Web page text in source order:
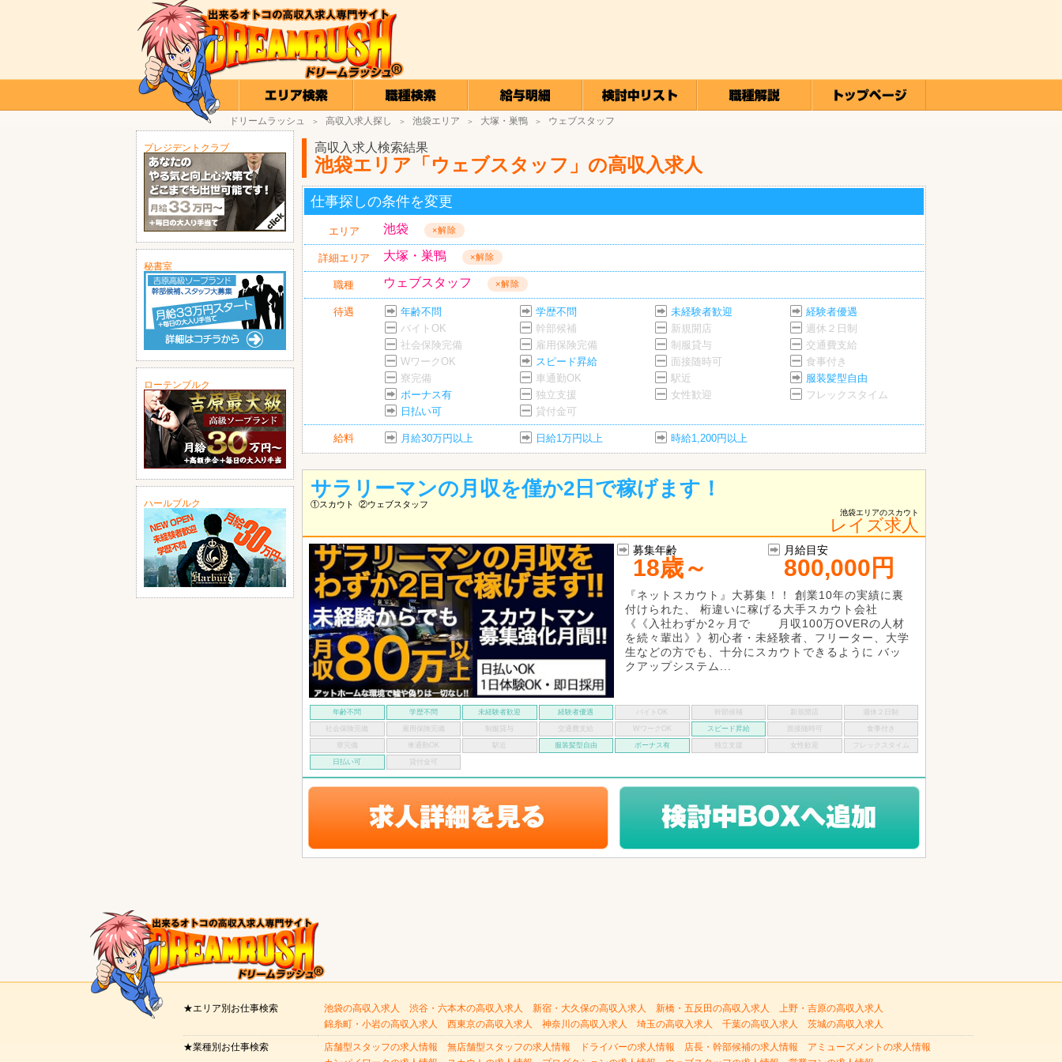
ドリームラッシュ ＞ 高収入求人探し ＞ 池袋エリア ＞ 大塚・巣鴨 ＞ ウェブスタッフ
プレジデントクラブ
秘書室
ローテンブルク
ハールブルク
高収入求人検索結果
池袋エリア「ウェブスタッフ」の高収入求人
仕事探しの条件を変更
エリア 池袋 ×解除
詳細エリア 大塚・巣鴨 ×解除
職種 ウェブスタッフ ×解除
待遇 年齢不問 学歴不問 未経験者歓迎
経験者優遇
バイトOK
幹部候補 新規開店
週休２日制
社会保険完備
雇用保険完備 制服貸与
交通費支給
WワークOK
スピード昇給 面接随時可
食事付き
寮完備
車通勤OK 駅近
服装髪型自由
ボーナス有
独立支援 女性歓迎
フレックスタイム
日払い可
貸付金可
給料 月給30万円以上 日給1万円以上 時給1,200円以上
サラリーマンの月収を僅か2日で稼げます！
①スカウト ②ウェブスタッフ
池袋エリアのスカウト
レイズ求人
募集年齢
18歳～
月給目安
800,000円
『ネットスカウト』大募集！！ 創業10年の実績に裏
付けられた、 桁違いに稼げる大手スカウト会社
《《入社わずか2ヶ月で 月収100万OVERの人材
を続々輩出》》初心者・未経験者、フリーター、大学
生などの方でも、十分にスカウトできるように バッ
クアップシステム...
年齢不問 学歴不問 未経験者歓迎 経験者優遇 バイトOK 幹部候補 週休２日制
社会保険完備 雇用保険完備 制服貸与 交通費支給 WワークOK スピード昇給 面接随時可 食事付き
寮完備 車通勤OK 駅近 服装髪型自由 ボーナス有 独立支援 女性歓迎 フレックスタイム
日払い可 貸付金可
★エリア別お仕事検索 池袋の高収入求人 渋谷・六本木の高収入求人 新宿・大久保の高収入求人 新橋・五反田の高収入求人
上野・吉原の高収入求人
錦糸町・小岩の高収入求人
西東京の高収入求人 神奈川の高収入求人 埼玉の高収入求人 千葉の高収入求人 茨城の高収入求人
★業種別お仕事検索 店舗型スタッフの求人情報 無店舗型スタッフの求人情報 ドライバーの求人情報 店長・幹部候補の求人情報
アミューズメントの求人情報